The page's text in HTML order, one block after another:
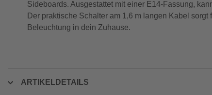
Sideboards. Ausgestattet mit einer E14-Fassung,
Der praktische Schalter am 1,6 m langen Kabel
Beleuchtung in dein Zuhause.
ARTIKELDETAILS